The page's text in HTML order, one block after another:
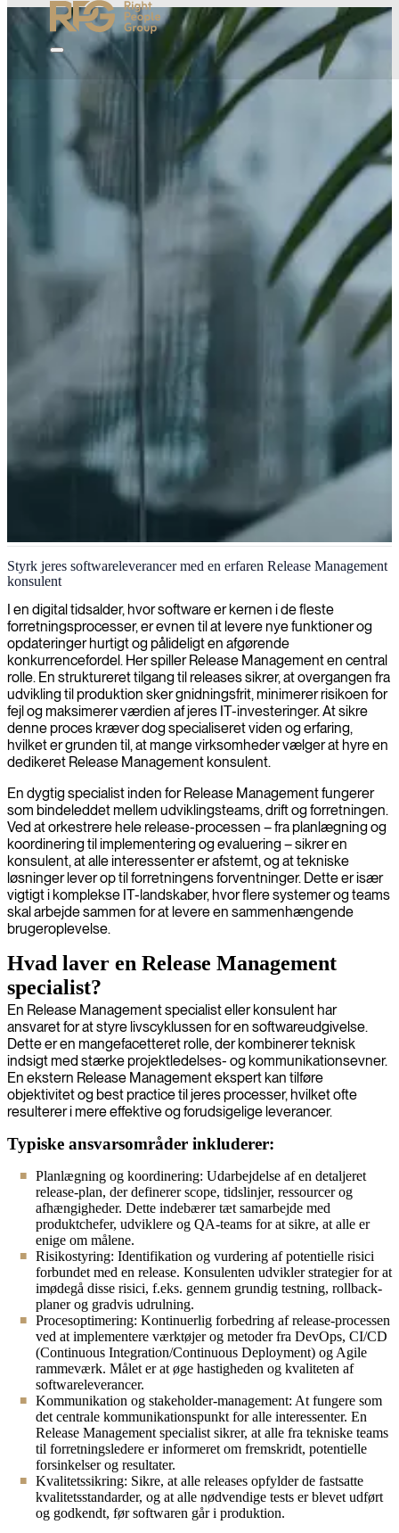
Release management og udrulningskoordinering
Vi hjælper organisationer med at effektivisere softwareudrulninger
gennem ekspert release management, der sikrer at dine applikationer
når produktionsmiljøer effektivt og til tiden.
Styrk jeres softwareleverancer med en erfaren Release Management
konsulent
I en digital tidsalder, hvor software er kernen i de fleste
forretningsprocesser, er evnen til at levere nye funktioner og
opdateringer hurtigt og pålideligt en afgørende
konkurrencefordel. Her spiller Release Management en central
rolle. En struktureret tilgang til releases sikrer, at overgangen fra
udvikling til produktion sker gnidningsfrit, minimerer risikoen for
fejl og maksimerer værdien af jeres IT-investeringer. At sikre
denne proces kræver dog specialiseret viden og erfaring,
hvilket er grunden til, at mange virksomheder vælger at hyre en
dedikeret Release Management konsulent.
En dygtig specialist inden for Release Management fungerer
som bindeleddet mellem udviklingsteams, drift og forretningen.
Ved at orkestrere hele release-processen – fra planlægning og
koordinering til implementering og evaluering – sikrer en
konsulent, at alle interessenter er afstemt, og at tekniske
løsninger lever op til forretningens forventninger. Dette er især
vigtigt i komplekse IT-landskaber, hvor flere systemer og teams
skal arbejde sammen for at levere en sammenhængende
brugeroplevelse.
Hvad laver en Release Management
specialist?
En Release Management specialist eller konsulent har
ansvaret for at styre livscyklussen for en softwareudgivelse.
Dette er en mangefacetteret rolle, der kombinerer teknisk
indsigt med stærke projektledelses- og kommunikationsevner.
En ekstern Release Management ekspert kan tilføre
objektivitet og best practice til jeres processer, hvilket ofte
resulterer i mere effektive og forudsigelige leverancer.
Typiske ansvarsområder inkluderer:
Planlægning og koordinering: Udarbejdelse af en detaljeret
release-plan, der definerer scope, tidslinjer, ressourcer og
afhængigheder. Dette indebærer tæt samarbejde med
produktchefer, udviklere og QA-teams for at sikre, at alle er
enige om målene.
Risikostyring: Identifikation og vurdering af potentielle risici
forbundet med en release. Konsulenten udvikler strategier for at
imødegå disse risici, f.eks. gennem grundig testning, rollback-
planer og gradvis udrulning.
Procesoptimering: Kontinuerlig forbedring af release-processen
ved at implementere værktøjer og metoder fra DevOps, CI/CD
(Continuous Integration/Continuous Deployment) og Agile
rammeværk. Målet er at øge hastigheden og kvaliteten af
softwareleverancer.
Kommunikation og stakeholder-management: At fungere som
det centrale kommunikationspunkt for alle interessenter. En
Release Management specialist sikrer, at alle fra tekniske teams
til forretningsledere er informeret om fremskridt, potentielle
forsinkelser og resultater.
Kvalitetssikring: Sikre, at alle releases opfylder de fastsatte
kvalitetsstandarder, og at alle nødvendige tests er blevet udført
og godkendt, før softwaren går i produktion.